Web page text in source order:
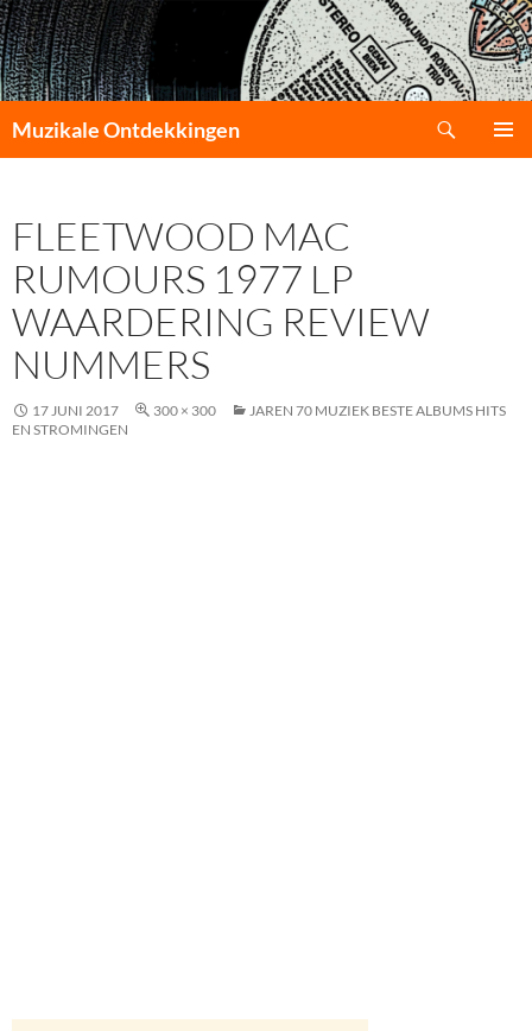
Muzikale Ontdekkingen
INHOUD
FLEETWOOD MAC
RUMOURS 1977 LP
WAARDERING REVIEW
NUMMERS
17 JUNI 2017 300 × 300
JAREN 70 MUZIEK BESTE ALBUMS HITS
EN STROMINGEN